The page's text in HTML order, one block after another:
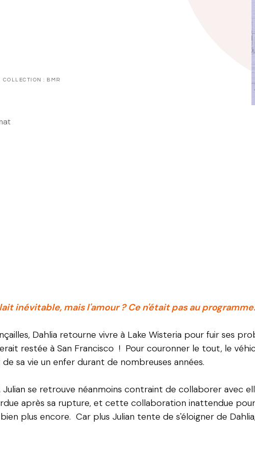
COLLECTION : BMR
inévitable, mais l'amour ? Ce n'était pas au programme.
Dahlia retourne vivre à Lake Wisteria pour fuir ses
restée à San Francisco ! Pour couronner le tout, le
sa vie un enfer durant de nombreuses années.
Julian se retrouve néanmoins contraint de collaborer avec
après sa rupture, et cette collaboration inattendue
plus encore. Car plus Julian tente de s'éloigner de